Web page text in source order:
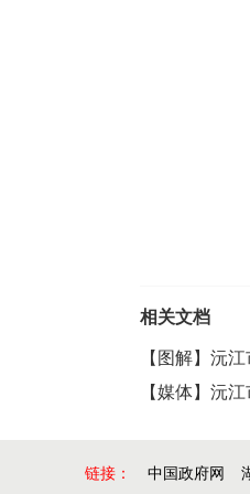
相关文档
【图解】沅
【媒体】沅
链接： 中国政府网